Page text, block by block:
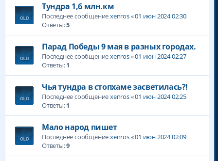
Тундра 1,6 млн.км
Последнее сообщениеxenros«01 июн 2024 02:30
Ответы:5
Парад Победы 9 мая в разных городах.
Последнее сообщениеxenros«01 июн 2024 02:27
Ответы:1
Чья тундра в стопхаме засветилась?!
Последнее сообщениеxenros«01 июн 2024 02:25
Ответы:1
Мало народ пишет
Последнее сообщениеxenros«01 июн 2024 02:09
Ответы:9